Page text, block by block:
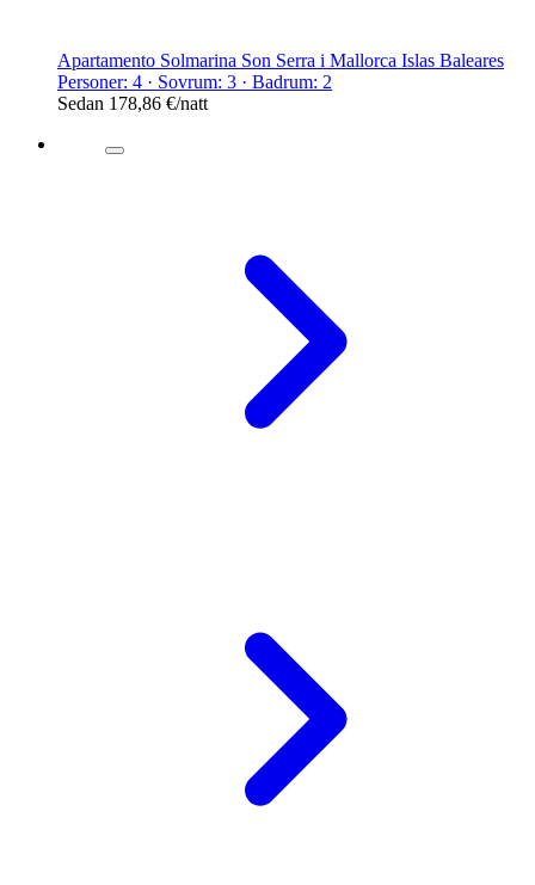
Apartamento Solmarina Son Serra i Mallorca Islas Baleares
Personer: 4 · Sovrum: 3 · Badrum: 2
Sedan 178,86 €/natt